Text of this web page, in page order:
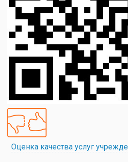
Оценка качества услуг